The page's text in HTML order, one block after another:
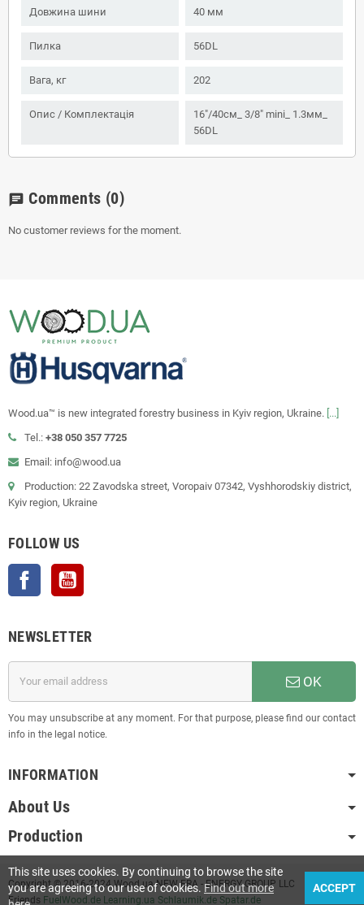
Довжина шини 40 мм
Пилка 56DL
Вага, кг 202
Опис / Комплектація
16"/40см_ 3/8" mini_ 1.3мм_
56DL
chat Comments (0)
No customer reviews for the moment.
Wood.ua™ is new integrated forestry business in Kyiv region, Ukraine. [...]
Tel.: +38 050 357 7725
Email: info@wood.ua
Production: 22 Zavodska street, Voropaiv 07342, Vyshhorodskiy district,
Kyiv region, Ukraine
FOLLOW US
Facebook
NEWSLETTER
OK
You may unsubscribe at any moment. For that purpose, please find our contact
info in the legal notice.
INFORMATION
About Us
Production
Copyright © 2016-2024 Wood.ua NEW ERA - ENERGY GROUP LLC
Friends FuelWood.de Learning.ua Schlaumik.de Spatar.de
This site uses cookies. By continuing to browse the site
you are agreeing to our use of cookies.Find out more
ACCEPT